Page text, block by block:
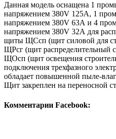
Данная модель оснащена 1
напряжением 380V 125А, 1
напряжением 380V 63А и 4
напряжением 380V 32А для
щиты ЩСсп (щит силовой для
ЩРсг (щит распределительный
ЩОсп (щит освещения
подключения трехфазного
обладает повышенной пыле-
Щит закреплен на переносной
Комментарии Facebook: